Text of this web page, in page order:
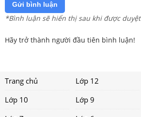
Gửi bình luận
*Bình luận sẽ hiển thị sau khi được duyệt
Hãy trở thành người đầu tiên bình luận!
Trang chủ Lớp 12
Lớp 10
Lớp 9